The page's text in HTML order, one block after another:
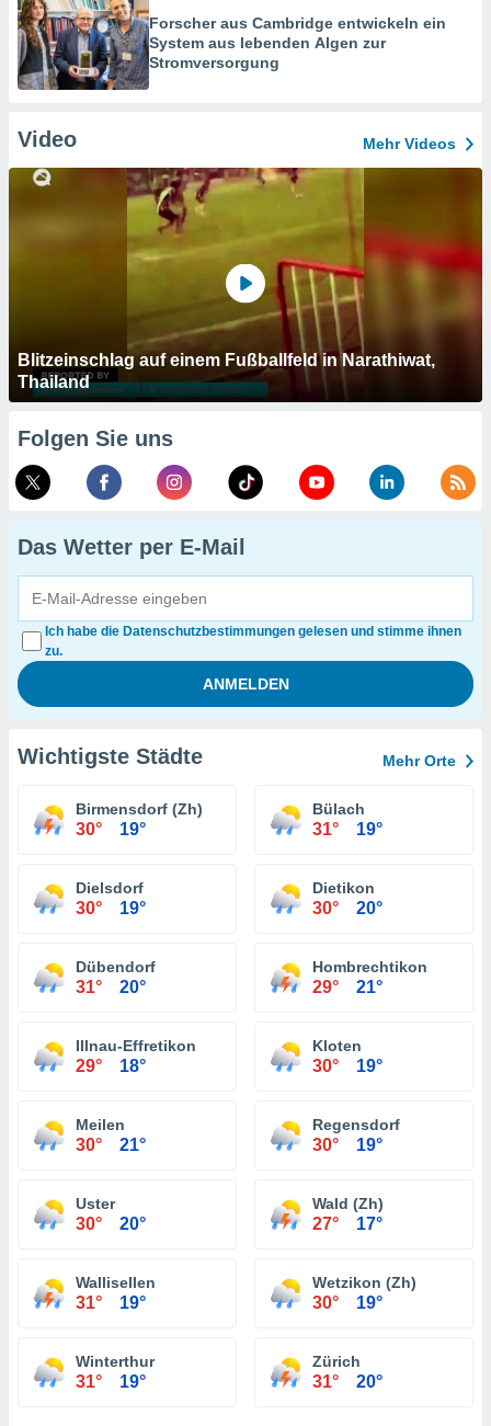
Forscher aus Cambridge entwickeln ein
System aus lebenden Algen zur
Stromversorgung
Video Mehr Videos
Blitzeinschlag auf einem Fußballfeld in Narathiwat,
Thailand
Folgen Sie uns
Das Wetter per E-Mail
Ich habe die Datenschutzbestimmungen gelesen und stimme ihnen
zu.
Wichtigste Städte Mehr Orte
Birmensdorf (Zh)
30° 19°
Bülach
31° 19°
Dielsdorf
30° 19°
Dietikon
30° 20°
Dübendorf
31° 20°
Hombrechtikon
29° 21°
Illnau-Effretikon
29° 18°
Kloten
30° 19°
Meilen
30° 21°
Regensdorf
30° 19°
Uster
30° 20°
Wald (Zh)
27° 17°
Wallisellen
31° 19°
Wetzikon (Zh)
30° 19°
Winterthur
31° 19°
Zürich
31° 20°